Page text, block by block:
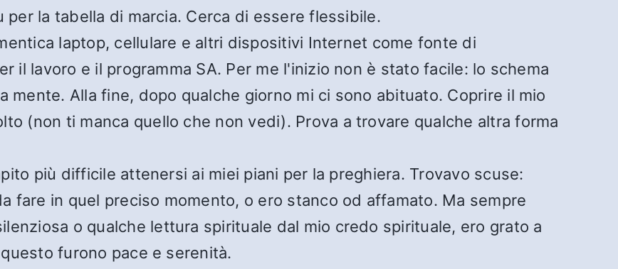
per la tabella di marcia. Cerca di essere flessibile.
laptop, cellulare e altri dispositivi Internet come fonte di
il lavoro e il programma SA. Per me l'inizio non è stato facile: lo schema
mente. Alla fine, dopo qualche giorno mi ci sono abituato. Coprire il mio
(non ti manca quello che non vedi). Prova a trovare qualche altra forma
più difficile attenersi ai miei piani per la preghiera. Trovavo scuse:
fare in quel preciso momento, o ero stanco od affamato. Ma sempre
o qualche lettura spirituale dal mio credo spirituale, ero grato a
furono pace e serenità.